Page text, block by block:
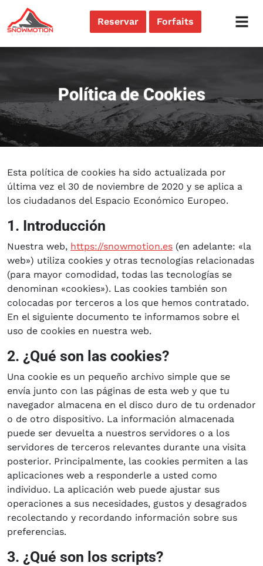
Reservar Forfaits
Política de Cookies
Esta política de cookies ha sido actualizada por
última vez el 30 de noviembre de 2020 y se aplica a
los ciudadanos del Espacio Económico Europeo.
1. Introducción
Nuestra web, https://snowmotion.es (en adelante: «la
web») utiliza cookies y otras tecnologías relacionadas
(para mayor comodidad, todas las tecnologías se
denominan «cookies»). Las cookies también son
colocadas por terceros a los que hemos contratado.
En el siguiente documento te informamos sobre el
uso de cookies en nuestra web.
2. ¿Qué son las cookies?
Una cookie es un pequeño archivo simple que se
envía junto con las páginas de esta web y que tu
navegador almacena en el disco duro de tu ordenador
o de otro dispositivo. La información almacenada
puede ser devuelta a nuestros servidores o a los
servidores de terceros relevantes durante una visita
posterior. Principalmente, las cookies permiten a las
aplicaciones web a responderle a usted como
individuo. La aplicación web puede ajustar sus
operaciones a sus necesidades, gustos y desagrados
recolectando y recordando información sobre sus
preferencias.
3. ¿Qué son los scripts?